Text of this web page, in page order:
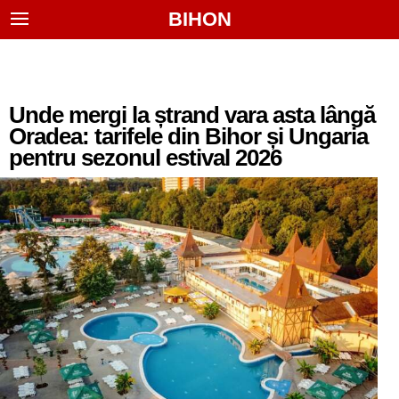
BIHON
Unde mergi la ștrand vara asta lângă
Oradea: tarifele din Bihor și Ungaria
pentru sezonul estival 2026